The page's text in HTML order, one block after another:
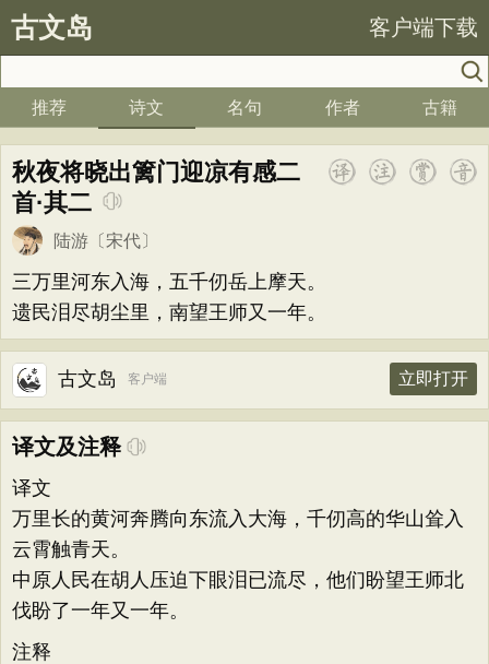
古文岛 客户端下载
推荐 诗文 名句 作者 古籍
秋夜将晓出篱门迎凉有感二
首·其二
陆游 〔宋代〕
三万里河东入海，五千仞岳上摩天。
遗民泪尽胡尘里，南望王师又一年。
古文岛 客户端 立即打开
译文及注释
译文
万里长的黄河奔腾向东流入大海，千仞高的华山耸入
云霄触青天。
中原人民在胡人压迫下眼泪已流尽，他们盼望王师北
伐盼了一年又一年。
注释